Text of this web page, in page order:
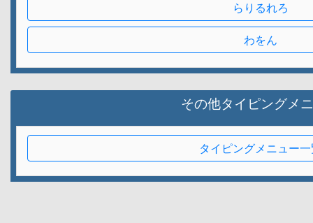
らりるれろ
わをん
その他タイピングメ
タイピングメニュー